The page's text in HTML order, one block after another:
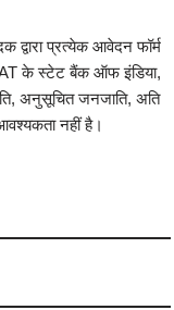
द्वारा प्रत्येक आवेदन फॉर्म
के स्टेट बैंक ऑफ इंडिया,
अनुसूचित जनजाति, अति
नहीं है।